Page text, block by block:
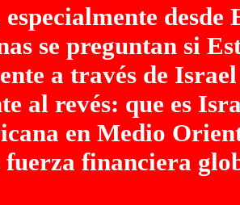
desde
se preguntan si
a través de
al revés: que es
en Medio
fuerza financiera